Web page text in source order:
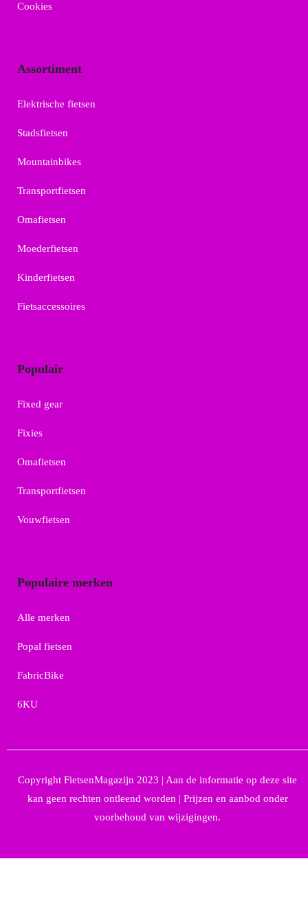
Cookies
Assortiment
Elektrische fietsen
Stadsfietsen
Mountainbikes
Transportfietsen
Omafietsen
Moederfietsen
Kinderfietsen
Fietsaccessoires
Populair
Fixed gear
Fixies
Omafietsen
Transportfietsen
Vouwfietsen
Populaire merken
Alle merken
Popal fietsen
FabricBike
6KU
Copyright FietsenMagazijn 2023 | Aan de informatie op deze site
kan geen rechten ontleend worden | Prijzen en aanbod onder
voorbehoud van wijzigingen.